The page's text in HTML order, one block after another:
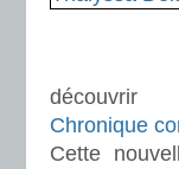
découvrir
Chronique
Cette